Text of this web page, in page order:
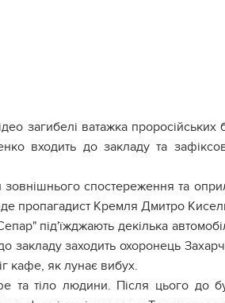
загибелі ватажка
входить до закладу та
зовнішнього спостереження та
пропагадист Кремля Дмитро
під'їжджають декілька
закладу заходить охоронець
кафе, як лунає вибух.
та тіло людини. Після цього до